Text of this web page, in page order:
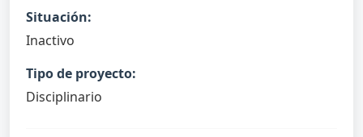
Situación:
Inactivo
Tipo de proyecto:
Disciplinario